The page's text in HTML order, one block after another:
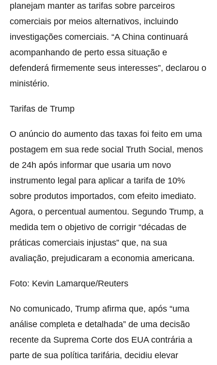
planejam manter as tarifas sobre parceiros
comerciais por meios alternativos, incluindo
investigações comerciais. “A China continuará
acompanhando de perto essa situação e
defenderá firmemente seus interesses”, declarou o
ministério.
Tarifas de Trump
O anúncio do aumento das taxas foi feito em uma
postagem em sua rede social Truth Social, menos
de 24h após informar que usaria um novo
instrumento legal para aplicar a tarifa de 10%
sobre produtos importados, com efeito imediato.
Agora, o percentual aumentou. Segundo Trump, a
medida tem o objetivo de corrigir “décadas de
práticas comerciais injustas” que, na sua
avaliação, prejudicaram a economia americana.
Foto: Kevin Lamarque/Reuters
No comunicado, Trump afirma que, após “uma
análise completa e detalhada” de uma decisão
recente da Suprema Corte dos EUA contrária a
parte de sua política tarifária, decidiu elevar